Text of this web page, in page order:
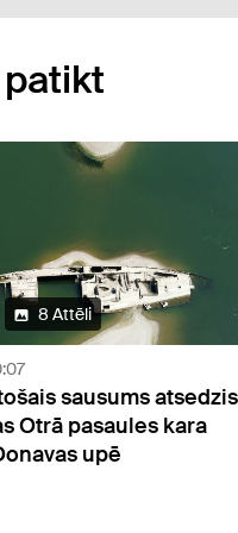
pārstrādes jauda
līdz zemākajam
2002. gada